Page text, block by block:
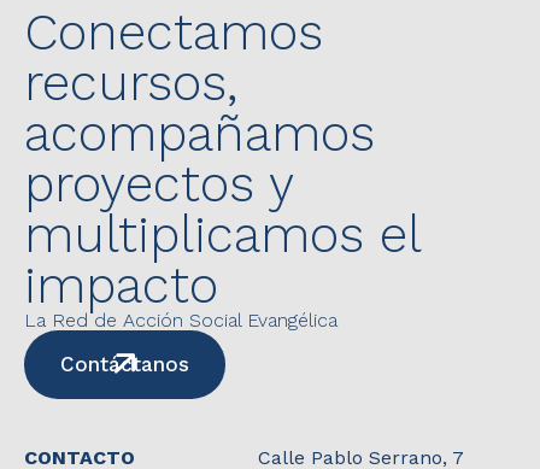
Conectamos
recursos,
acompañamos
proyectos y
multiplicamos el
impacto
La Red de Acción Social Evangélica
Contáctanos
CONTACTO
Calle Pablo Serrano, 7